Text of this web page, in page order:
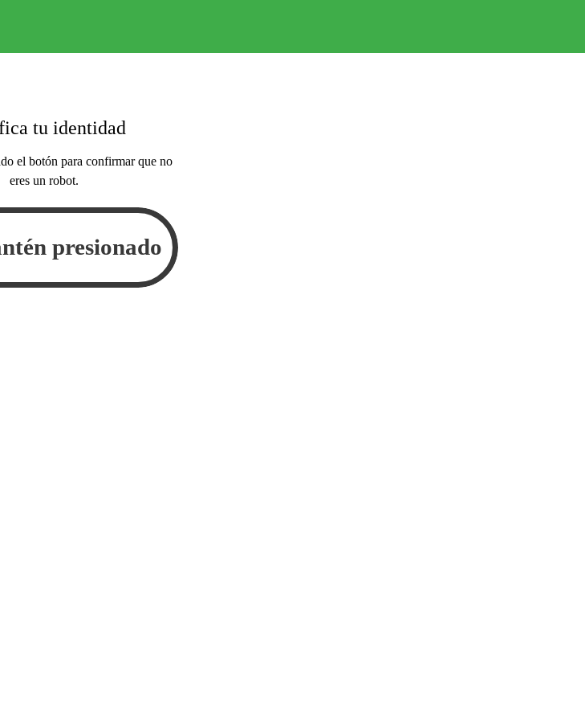
tu identidad
el botón para confirmar que no
eres un robot.